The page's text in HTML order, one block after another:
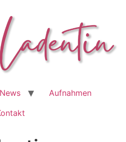
News
Aufnahmen